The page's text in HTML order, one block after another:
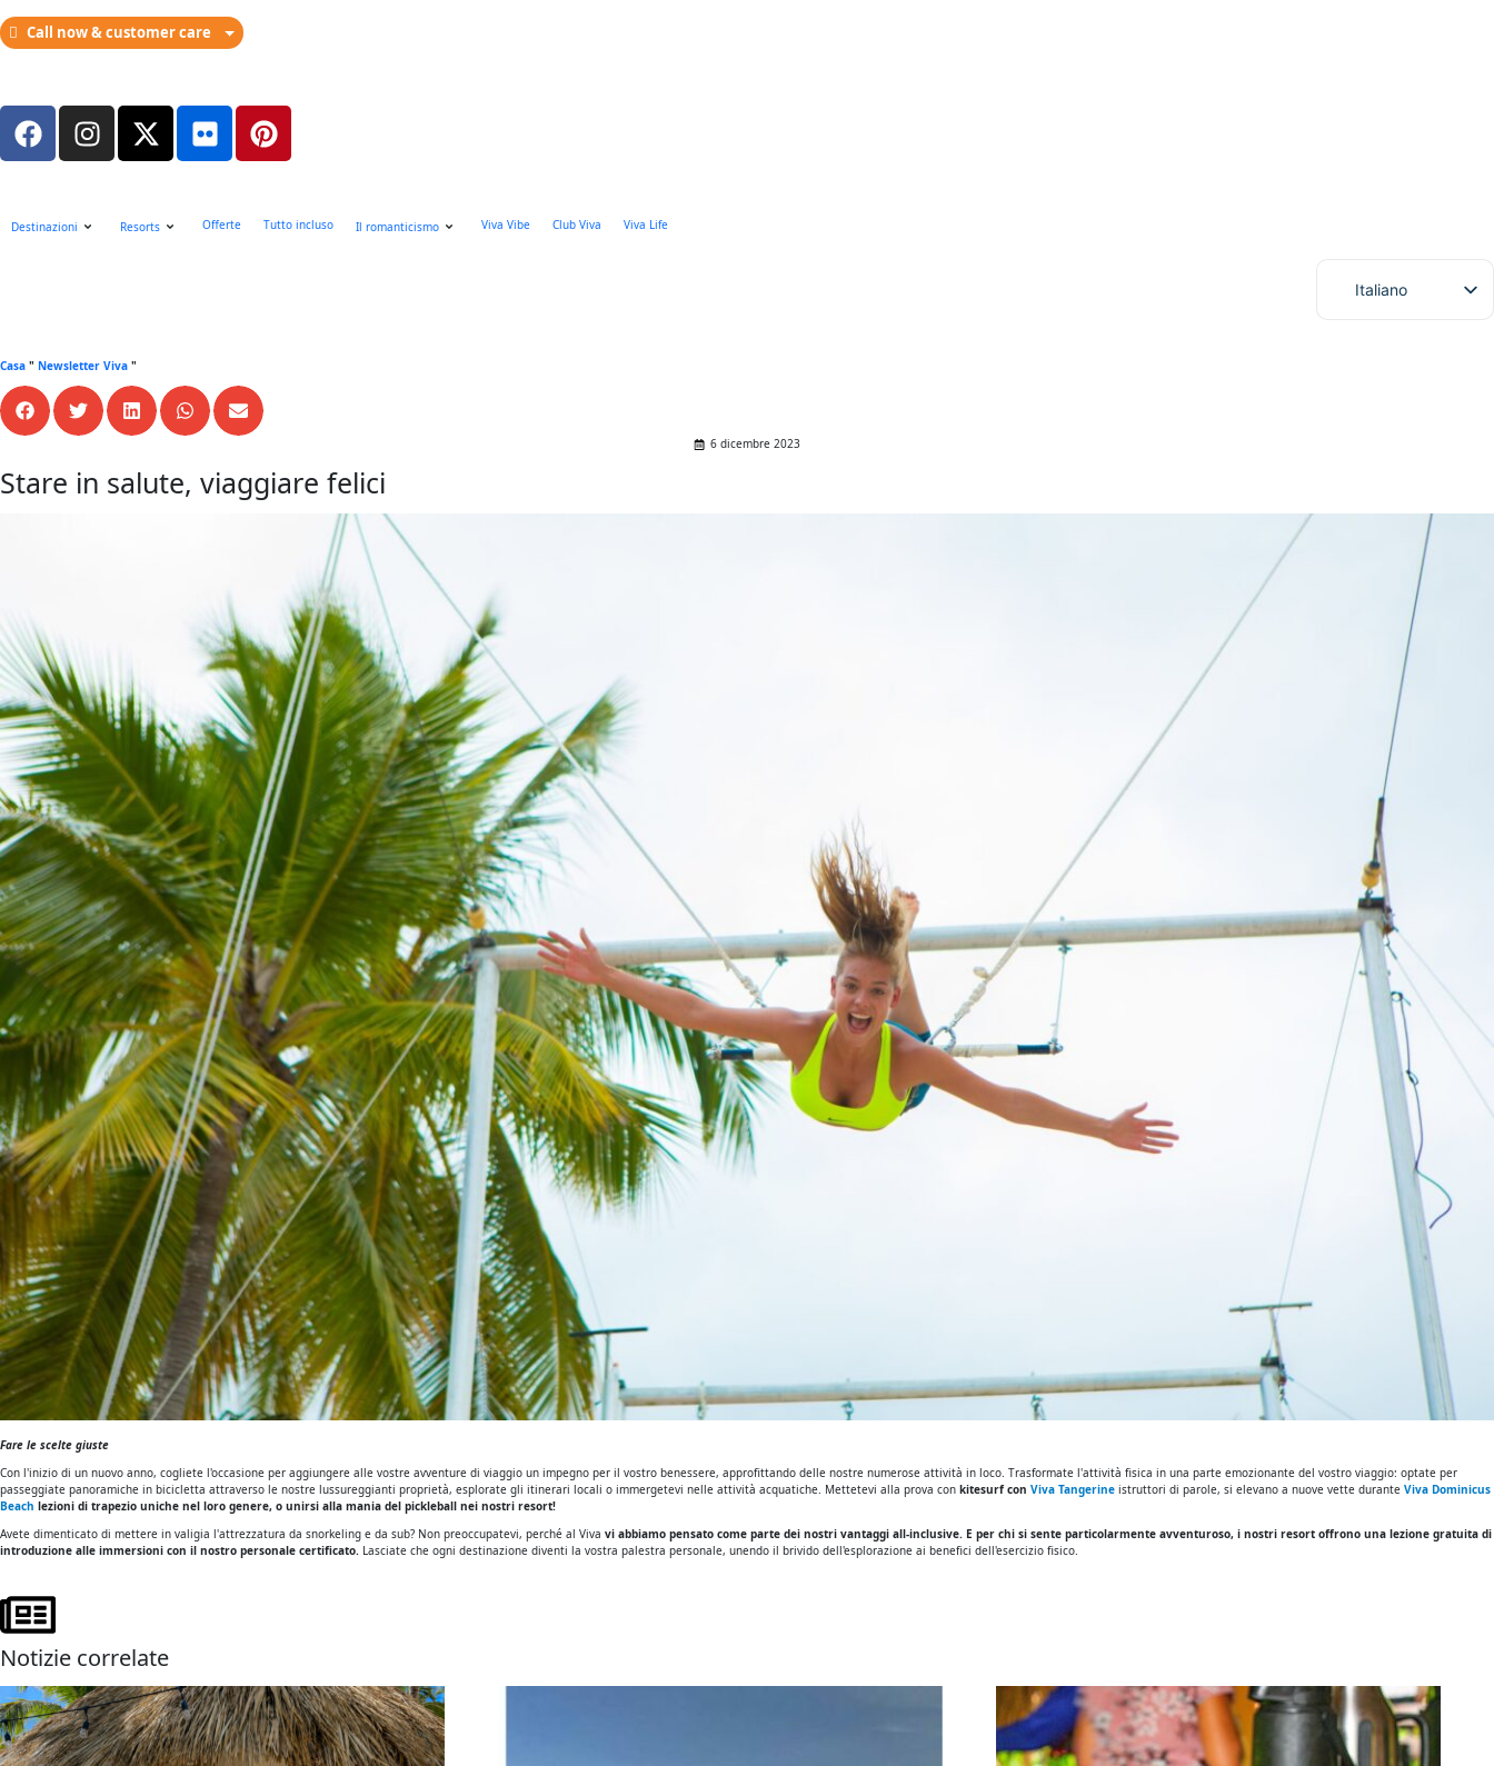
Call now & customer care
Destinazioni Resorts Offerte Tutto incluso Il romanticismo Viva Vibe Club Viva Viva Life
Italiano
Casa " Newsletter Viva "
6 dicembre 2023
Stare in salute, viaggiare felici
Fare le scelte giuste
Con l'inizio di un nuovo anno, cogliete l'occasione per aggiungere alle vostre avventure di viaggio un impegno per il vostro benessere, approfittando delle nostre numerose attività in loco. Trasformate l'attività fisica in una parte emozionante del vostro viaggio: optate per
passeggiate panoramiche in bicicletta attraverso le nostre lussureggianti proprietà, esplorate gli itinerari locali o immergetevi nelle attività acquatiche. Mettetevi alla prova con kitesurf con Viva Tangerine istruttori di parole, si elevano a nuove vette durante Viva Dominicus
Beach lezioni di trapezio uniche nel loro genere, o unirsi alla mania del pickleball nei nostri resort!
Avete dimenticato di mettere in valigia l'attrezzatura da snorkeling e da sub? Non preoccupatevi, perché al Viva vi abbiamo pensato come parte dei nostri vantaggi all-inclusive. E per chi si sente particolarmente avventuroso, i nostri resort offrono una lezione gratuita di
introduzione alle immersioni con il nostro personale certificato. Lasciate che ogni destinazione diventi la vostra palestra personale, unendo il brivido dell'esplorazione ai benefici dell'esercizio fisico.
Notizie correlate